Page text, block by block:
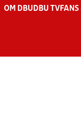
OM DBU DBU TV